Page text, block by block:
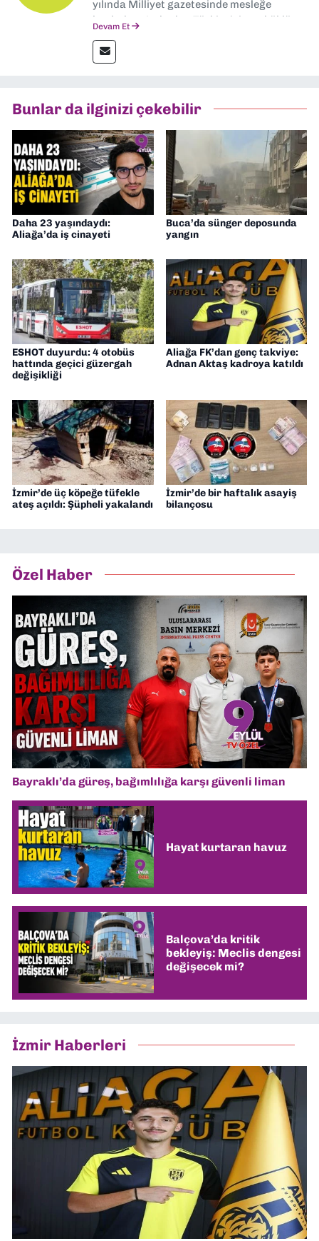
yılında Milliyet gazetesinde mesleğe
başladım. Ardından Türkiye’nin en köklü
muhabir, editör, müdür yardımcısı ve spor
müdürü olarak görev yaptım. Ayrıca Yeni
Gazetesi'nde editörlük yapıyorum
Devam Et
Bunlar da ilginizi çekebilir
Daha 23 yaşındaydı:
Aliağa’da iş cinayeti
Buca’da sünger deposunda
yangın
ESHOT duyurdu: 4 otobüs
hattında geçici güzergah
değişikliği
Aliağa FK’dan genç takviye:
Adnan Aktaş kadroya katıldı
İzmir’de üç köpeğe tüfekle
ateş açıldı: Şüpheli yakalandı
İzmir’de bir haftalık asayiş
bilançosu
Özel Haber
Bayraklı’da güreş, bağımlılığa karşı güvenli liman
Hayat kurtaran havuz
Balçova’da kritik
bekleyiş: Meclis dengesi
değişecek mi?
İzmir Haberleri